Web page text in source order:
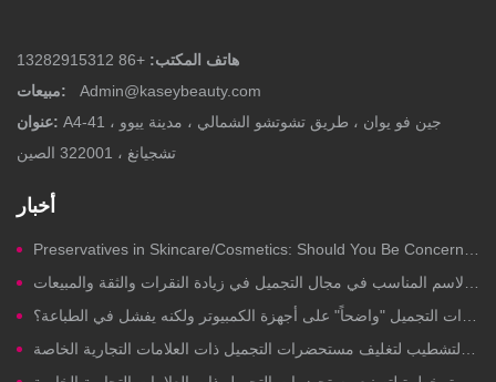
هاتف المكتب: +86 13282915312
مبيعات:
Admin@kaseybeauty.com
عنوان: A4-41 جين فو يوان ، طريق تشوتشو الشمالي ، مدينة ييوو ،
تشجيانغ ، 322001 الصين
أخبار
Preservatives in Skincare/Cosmetics: Should You Be Concerned?
قوة تسمية المنتجات: كيف يُسهم الاسم المناسب في مجال التجميل في زيادة النقرات والثقة والمبيعات
لماذا يبدو تصميم علبة مستحضرات التجميل "واضحاً" على أجهزة الكمبيوتر ولكنه يفشل في الطباعة؟